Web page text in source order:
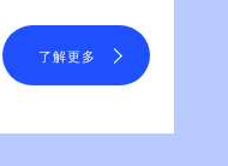
了解更多